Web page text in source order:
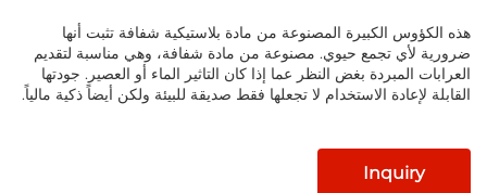
الكبيرة المصنوعة من مادة بلاستيكية شفافة تثبت أنها
تجمع حيوي. مصنوعة من مادة شفافة، وهي مناسبة لتقديم
بغض النظر عما إذا كان التاثير الماء أو العصير. جودتها
الاستخدام لا تجعلها فقط صديقة للبيئة ولكن أيضاً ذكية مالياً.